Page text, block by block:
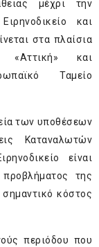
μέχρι την
και
στα πλαίσια
«Αττική» και
Ταμείο
των υποθέσεων
Καταναλωτών
είναι
της
κόστος
περιόδου που